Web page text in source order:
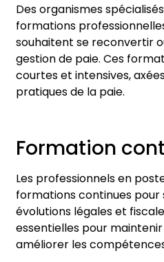
Des organismes
formations
souhaitent se reconvertir
gestion de paie. Ces
courtes et intensives,
pratiques de la paie.
Formation
Les professionnels en
formations continues pour
évolutions légales et
essentielles pour
améliorer les